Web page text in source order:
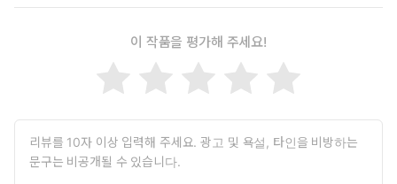
이 작품을 평가해 주세요!